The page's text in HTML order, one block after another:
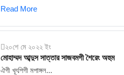
Read More
২০শে মে ২০২২ ইং
মোহাম্মদ আব্দুস সাত্তার সাজবমগী শৈরেং অহুম
ঐগী খূৎপিগী মপাঙ্গল...